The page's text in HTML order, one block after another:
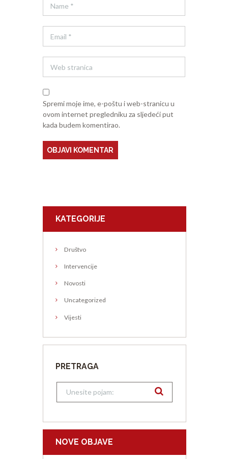
Spremi moje ime, e-poštu i web-stranicu u
ovom internet pregledniku za sljedeći put
kada budem komentirao.
KATEGORIJE
Društvo
Intervencije
Novosti
Uncategorized
Vijesti
PRETRAGA
NOVE OBJAVE